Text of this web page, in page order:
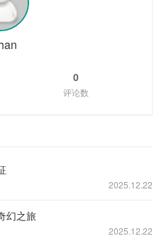
索天际省的每一寸土地，与各种种族的
剑术等技能，完成丰富多样的任务，游
发展系统，让...
0
评论数
2025.12.22
幻之旅
2025.12.22